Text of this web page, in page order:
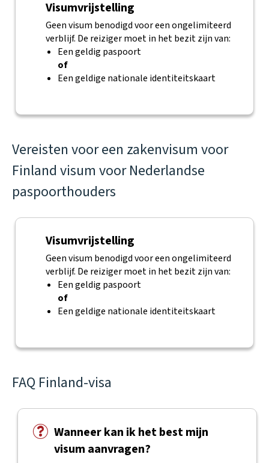
Visumvrijstelling
Geen visum benodigd voor een ongelimiteerd
verblijf. De reiziger moet in het bezit zijn van:
Een geldig paspoort
of
Een geldige nationale identiteitskaart
Vereisten voor een zakenvisum voor
Finland visum voor Nederlandse
paspoorthouders
Visumvrijstelling
Geen visum benodigd voor een ongelimiteerd
verblijf. De reiziger moet in het bezit zijn van:
Een geldig paspoort
of
Een geldige nationale identiteitskaart
FAQ Finland-visa
Wanneer kan ik het best mijn
visum aanvragen?